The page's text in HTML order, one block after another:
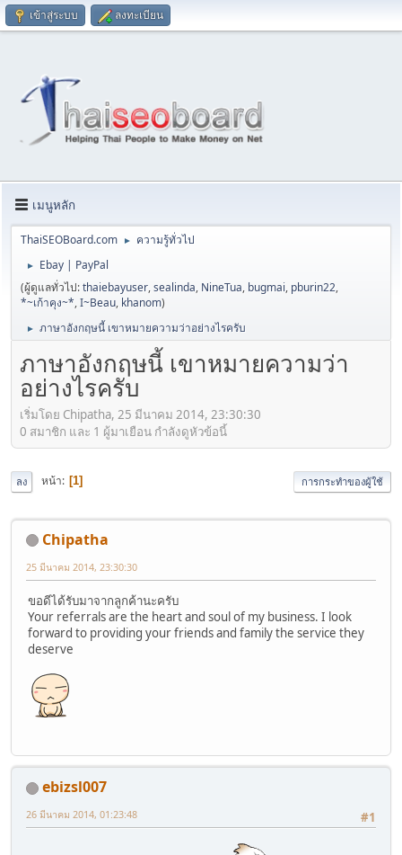
เข้าสู่ระบบ ลงทะเบียน
เมนูหลัก
ThaiSEOBoard.com ► ความรู้ทั่วไป
►
Ebay | PayPal
(ผู้ดูแลทั่วไป:thaiebayuser,sealinda, NineTua, bugmai, pburin22,
*~เก้าคุง~*,I~Beau, khanom)
► ภาษาอังกฤษนี้ เขาหมายความว่าอย่างไรครับ
ภาษาอังกฤษนี้ เขาหมายความว่า
อย่างไรครับ
เริ่มโดย Chipatha, 25 มีนาคม 2014, 23:30:30
0 สมาชิก และ 1 ผู้มาเยือน กำลังดูหัวข้อนี้
ลง หน้า 1 การกระทำของผู้ใช้
Chipatha
25 มีนาคม 2014, 23:30:30
ขอดีได้รับมาจากลูกค้านะครับ
Your referrals are the heart and soul of my business. I look
forward to providing your friends and family the service they
deserve
ebizsl007
#1
26 มีนาคม 2014, 01:23:48